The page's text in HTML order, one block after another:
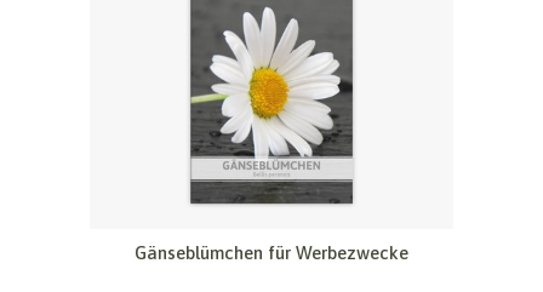
Gänseblümchen für Werbezwecke